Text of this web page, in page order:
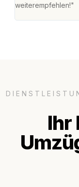
weiterempfehlen!"
Ihr